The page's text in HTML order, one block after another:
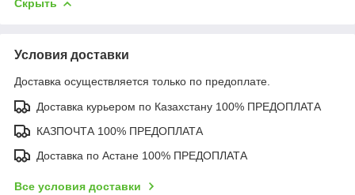
Скрыть
Условия доставки
Доставка осуществляется только по предоплате.
Доставка курьером по Казахстану 100% ПРЕДОПЛАТА
КАЗПОЧТА 100% ПРЕДОПЛАТА
Доставка по Астане 100% ПРЕДОПЛАТА
Все условия доставки